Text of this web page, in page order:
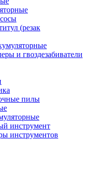
(резак
и гвоздезабиватели
пилы
инструмент
инструментов